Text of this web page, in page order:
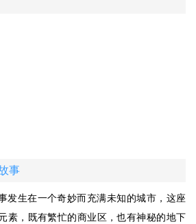
事
发生在一个奇妙而充满未知的城市，这座
素，既有繁忙的商业区，也有神秘的地下